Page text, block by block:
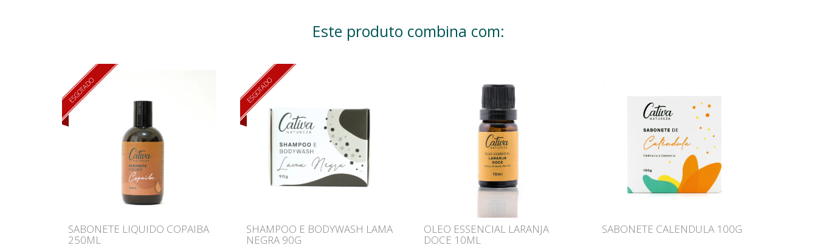
Este produto combina com:
ESGOTADO
SABONETE LIQUIDO COPAIBA
250ML
ESGOTADO
SHAMPOO E BODYWASH LAMA
NEGRA 90G
OLEO ESSENCIAL LARANJA
DOCE 10ML
SABONETE CALENDULA 100G